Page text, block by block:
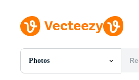
Photos
Toutes Images